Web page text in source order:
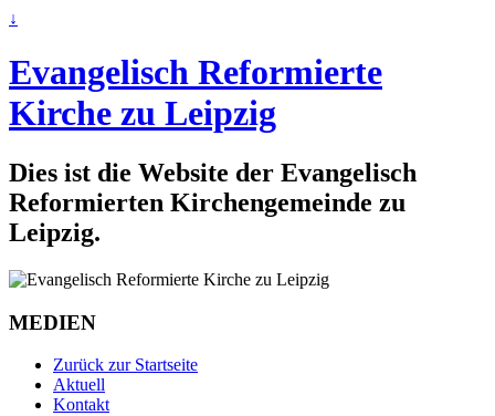
↓
Evangelisch Reformierte
Kirche zu Leipzig
Dies ist die Website der Evangelisch
Reformierten Kirchengemeinde zu
Leipzig.
MEDIEN
Zurück zur Startseite
Aktuell
Kontakt